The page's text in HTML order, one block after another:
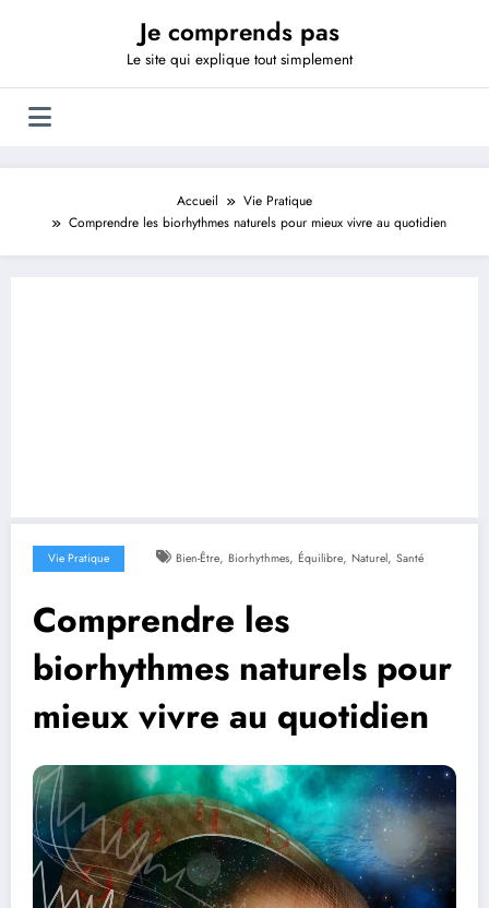
Je comprends pas
Le site qui explique tout simplement
Accueil
Vie Pratique
Comprendre les biorhythmes naturels pour mieux vivre au quotidien
Vie Pratique Bien-Être, Biorhythmes, Équilibre, Naturel, Santé
Comprendre les
biorhythmes naturels pour
mieux vivre au quotidien